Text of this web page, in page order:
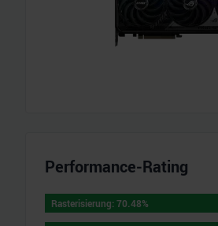
Performance-Rating
Rasterisierung:70.48%
Rasterisierung:70.48%